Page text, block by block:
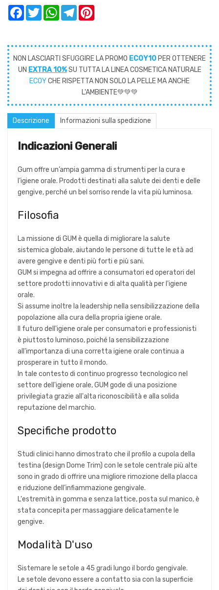
FacebookTwitterWhatsAppTelegram
NON LASCIARTI SFUGGIRE LA PROMO ECOY10 PER OTTENERE
UN EXTRA 10%SU TUTTA LA LINEA COSMETICA NATURALE
ECOYCHE RISPETTA NON SOLO LA PELLE MA ANCHE
L'AMBIENTE💚💚💚
Descrizione Informazioni sulla spedizione
Indicazioni Generali
Gum offre un’ampia gamma di strumenti per la cura e
l’igiene orale. Prodotti destinati alla salute dei denti e delle
gengive, perché un bel sorriso rende la vita più luminosa.
Filosofia
La missione di GUM è quella di migliorare la salute
sistemica globale, aiutando le persone di tutte le età ad
avere gengive e denti più forti e più sani.
GUM si impegna ad offrire a consumatori ed operatori del
settore prodotti innovativi e di alta qualità per l'igiene
orale.
Si assume inoltre la leadership nella sensibilizzazione della
popolazione alla cura della propria igiene orale.
Il futuro dell'igiene orale per consumatori e professionisti
è piuttosto luminoso, poiché la sensibilizzazione
all'importanza di una corretta igiene orale continua a
prosperare in tutto il mondo.
In tale contesto di continuo progresso tecnologico nel
settore dell'igiene orale, GUM gode di una posizione
privilegiata grazie all'alta riconoscibilità e alla solida
reputazione del marchio.
Specifiche prodotto
Studi clinici hanno dimostrato che il profilo a cupola della
testina (design Dome Trim) con le setole centrale più alte
sono in grado di offrire una migliore rimozione della placca
e riduzione dell’infiammazione gengivale.
L'estremità in gomma e senza lattice, posta sul manico, è
stata concepita per massaggiare delicatamente le
gengive.
Modalità D'uso
Sistemare le setole a 45 gradi lungo il bordo gengivale.
Le setole devono essere a contatto sia con la superficie